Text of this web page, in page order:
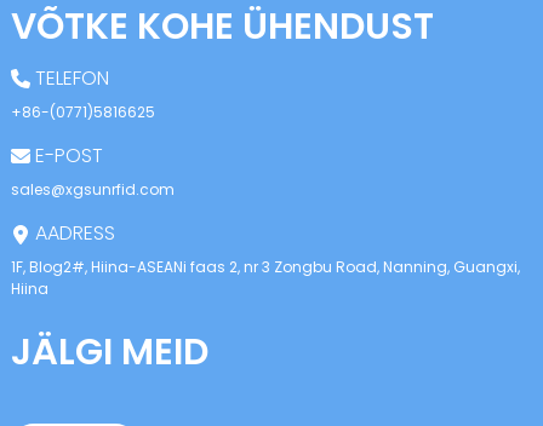
VÕTKE KOHE ÜHENDUST
TELEFON
+86-(0771)5816625
E-POST
sales@xgsunrfid.com
AADRESS
1F, Blog2#, Hiina-ASEANi faas 2, nr 3 Zongbu Road, Nanning, Guangxi,
Hiina
JÄLGI MEID